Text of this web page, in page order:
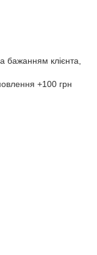
бажанням клієнта,
+100 грн